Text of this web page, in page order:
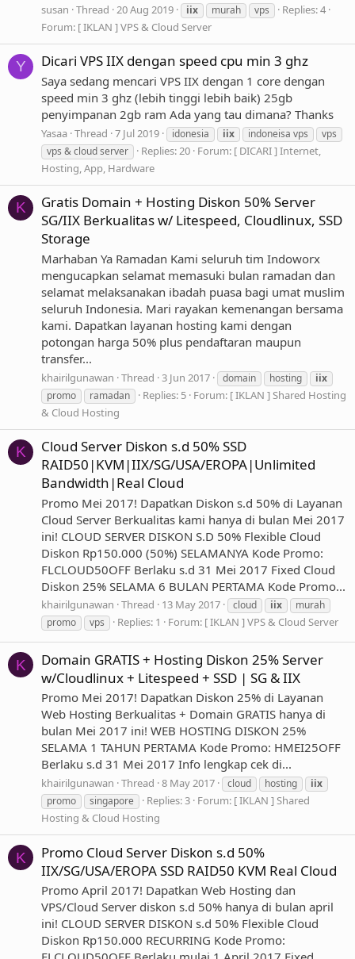
susan Thread 20 Aug 2019 iix murah vps
Replies: 4
Forum: [ IKLAN ] VPS & Cloud Server
Y Dicari VPS IIX dengan speed cpu min 3 ghz
Saya sedang mencari VPS IIX dengan 1 core dengan
speed min 3 ghz (lebih tinggi lebih baik) 25gb
penyimpanan 2gb ram Ada yang tau dimana? Thanks
Yasaa Thread 7 Jul 2019 idonesia iix indoneisa vps
vps
vps & cloud server
Replies: 20 Forum: [ DICARI ] Internet,
Hosting, App, Hardware
K
Gratis Domain + Hosting Diskon 50% Server
SG/IIX Berkualitas w/ Litespeed, Cloudlinux, SSD
Storage
Marhaban Ya Ramadan Kami seluruh tim Indoworx
mengucapkan selamat memasuki bulan ramadan dan
selamat melaksanakan ibadah puasa bagi umat muslim
seluruh Indonesia. Mari rayakan kemenangan bersama
kami. Dapatkan layanan hosting kami dengan
potongan harga 50% plus pendaftaran maupun
transfer...
khairilgunawan Thread 3 Jun 2017 domain hosting
iix
promo
ramadan Replies: 5 Forum: [ IKLAN ] Shared Hosting
& Cloud Hosting
K
Cloud Server Diskon s.d 50% SSD
RAID50|KVM|IIX/SG/USA/EROPA|Unlimited
Bandwidth|Real Cloud
Promo Mei 2017! Dapatkan Diskon s.d 50% di Layanan
Cloud Server Berkualitas kami hanya di bulan Mei 2017
ini! CLOUD SERVER DISKON S.D 50% Flexible Cloud
Diskon Rp150.000 (50%) SELAMANYA Kode Promo:
FLCLOUD50OFF Berlaku s.d 31 Mei 2017 Fixed Cloud
Diskon 25% SELAMA 6 BULAN PERTAMA Kode Promo...
khairilgunawan Thread 13 May 2017 cloud iix
murah
promo
vps Replies: 1 Forum: [ IKLAN ] VPS & Cloud Server
K
Domain GRATIS + Hosting Diskon 25% Server
w/Cloudlinux + Litespeed + SSD | SG & IIX
Promo Mei 2017! Dapatkan Diskon 25% di Layanan
Web Hosting Berkualitas + Domain GRATIS hanya di
bulan Mei 2017 ini! WEB HOSTING DISKON 25%
SELAMA 1 TAHUN PERTAMA Kode Promo: HMEI25OFF
Berlaku s.d 31 Mei 2017 Info lengkap cek di...
khairilgunawan Thread 8 May 2017 cloud hosting
iix
promo
singapore Replies: 3 Forum: [ IKLAN ] Shared
Hosting & Cloud Hosting
K
Promo Cloud Server Diskon s.d 50%
IIX/SG/USA/EROPA SSD RAID50 KVM Real Cloud
Promo April 2017! Dapatkan Web Hosting dan
VPS/Cloud Server diskon s.d 50% hanya di bulan april
ini! CLOUD SERVER DISKON s.d 50% Flexible Cloud
Diskon Rp150.000 RECURRING Kode Promo: